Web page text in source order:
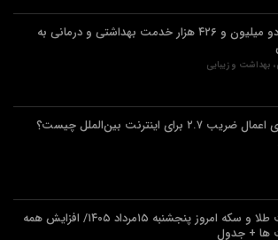
ارائه دو میلیون و ۴۲۶ هزار خدمت بهداشتی و درمانی به
بهداشت و زیبایی
۲.۷ برای اینترنت بین‌الملل چیست؟
قیمت طلا و سکه امروز پنجشنبه ۱۵مرداد ۱۴۰۵/ افزایش همه
ها + جدول